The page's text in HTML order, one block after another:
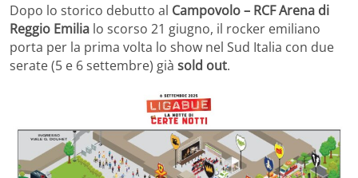
Dopo lo storico debutto al Campovolo – RCF Arena di
Reggio Emilia lo scorso 21 giugno, il rocker emiliano
porta per la prima volta lo show nel Sud Italia con due
serate (5 e 6 settembre) già sold out.